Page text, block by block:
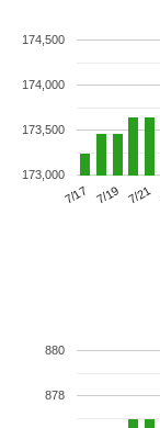
7/17 7/19 7/21
173,000
173,500
174,000
174,500
878
880